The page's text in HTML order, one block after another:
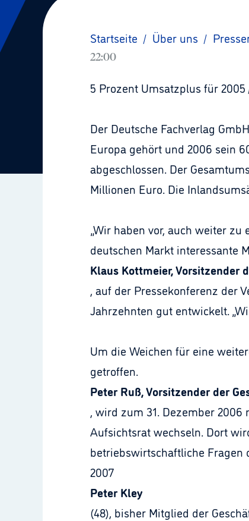
Startseite / Über uns /
22:00
5 Prozent Umsatzplus für
Der Deutsche Fachverlag
Europa gehört und 2006 sein
abgeschlossen. Der
Millionen Euro. Die
„Wir haben vor, auch weiter
deutschen Markt interessante
Klaus Kottmeier, Vorsitzender
, auf der Pressekonferenz der
Jahrzehnten gut entwickelt.
Um die Weichen für eine
getroffen.
Peter Ruß, Vorsitzender der
, wird zum 31. Dezember
Aufsichtsrat wechseln. Dort
betriebswirtschaftliche Fragen
2007
Peter Kley
(48), bisher Mitglied der